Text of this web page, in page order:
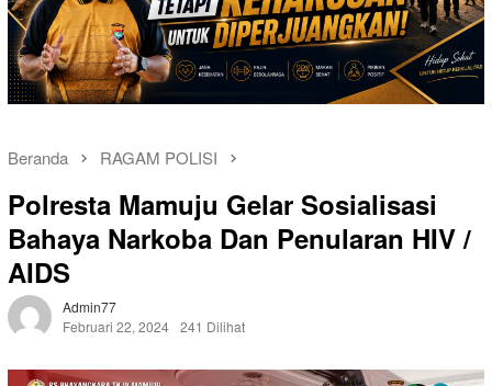
Beranda RAGAM POLISI
Polresta Mamuju Gelar Sosialisasi
Bahaya Narkoba Dan Penularan HIV /
AIDS
Admin77
Februari 22, 2024 241 Dilihat